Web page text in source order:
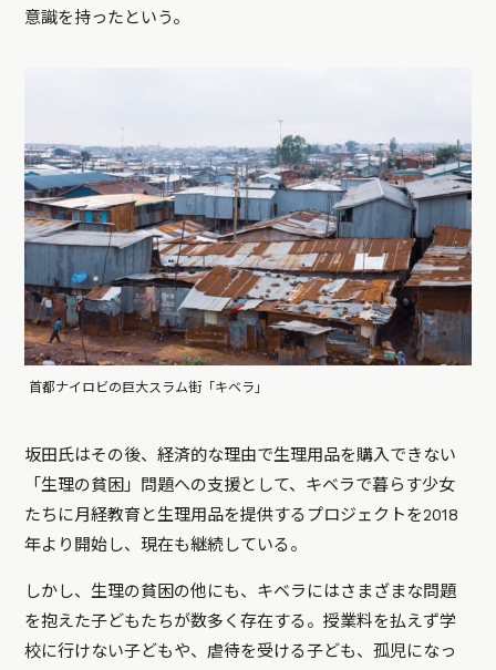
意識を持ったという。
首都ナイロビの巨大スラム街「キベラ」
坂田氏はその後、経済的な理由で生理用品を購入できない
「生理の貧困」問題への支援として、キベラで暮らす少女
たちに月経教育と生理用品を提供するプロジェクトを2018
年より開始し、現在も継続している。
しかし、生理の貧困の他にも、キベラにはさまざまな問題
を抱えた子どもたちが数多く存在する。授業料を払えず学
校に行けない子どもや、虐待を受ける子ども、孤児になっ